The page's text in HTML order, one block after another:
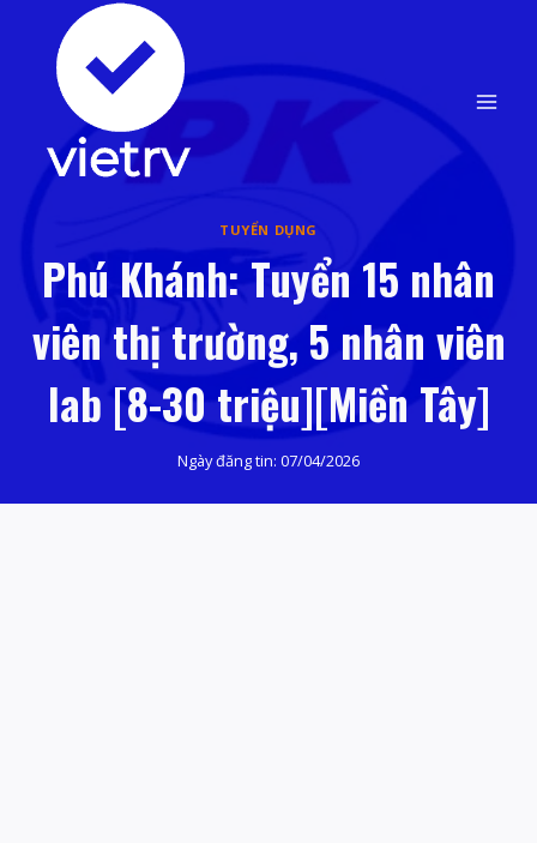
content
TUYỂN DỤNG
Phú Khánh: Tuyển 15 nhân
viên thị trường, 5 nhân viên
lab [8-30 triệu][Miền Tây]
Ngày đăng tin: 07/04/2026